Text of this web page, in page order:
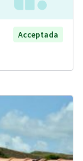
Acceptada